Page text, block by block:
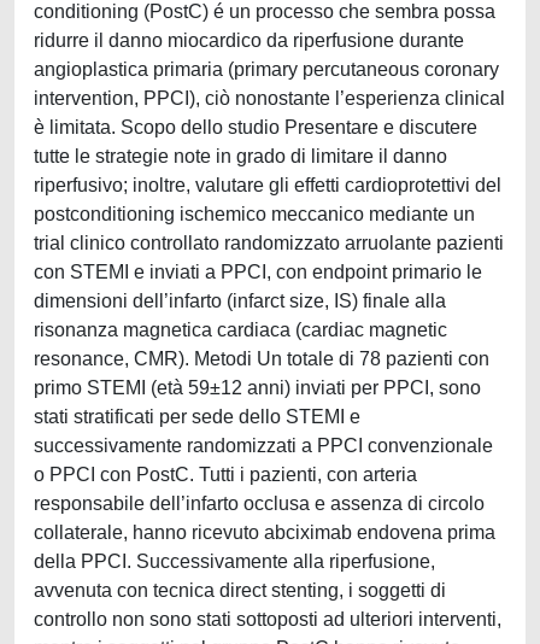
conditioning (PostC) é un processo che sembra possa
ridurre il danno miocardico da riperfusione durante
angioplastica primaria (primary percutaneous coronary
intervention, PPCI), ciò nonostante l’esperienza clinical
è limitata. Scopo dello studio Presentare e discutere
tutte le strategie note in grado di limitare il danno
riperfusivo; inoltre, valutare gli effetti cardioprotettivi del
postconditioning ischemico meccanico mediante un
trial clinico controllato randomizzato arruolante pazienti
con STEMI e inviati a PPCI, con endpoint primario le
dimensioni dell’infarto (infarct size, IS) finale alla
risonanza magnetica cardiaca (cardiac magnetic
resonance, CMR). Metodi Un totale di 78 pazienti con
primo STEMI (età 59±12 anni) inviati per PPCI, sono
stati stratificati per sede dello STEMI e
successivamente randomizzati a PPCI convenzionale
o PPCI con PostC. Tutti i pazienti, con arteria
responsabile dell’infarto occlusa e assenza di circolo
collaterale, hanno ricevuto abciximab endovena prima
della PPCI. Successivamente alla riperfusione,
avvenuta con tecnica direct stenting, i soggetti di
controllo non sono stati sottoposti ad ulteriori interventi,